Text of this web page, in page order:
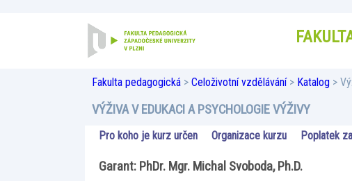
Fakulta pedagogická > Celoživotní vzdělávání> Katalog >
VÝŽIVA V EDUKACI A PSYCHOLOGIE VÝŽIVY
Pro koho je kurz určen Organizace kurzu Poplatek
Garant: PhDr. Mgr. Michal Svoboda, Ph.D.